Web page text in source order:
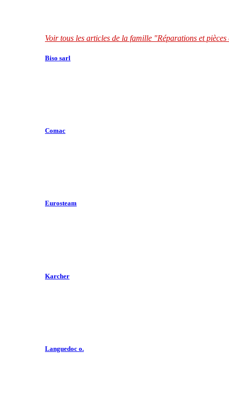
Voir tous les articles de la famille "Réparations et pièces
Biso sarl
Comac
Eurosteam
Karcher
Languedoc o.